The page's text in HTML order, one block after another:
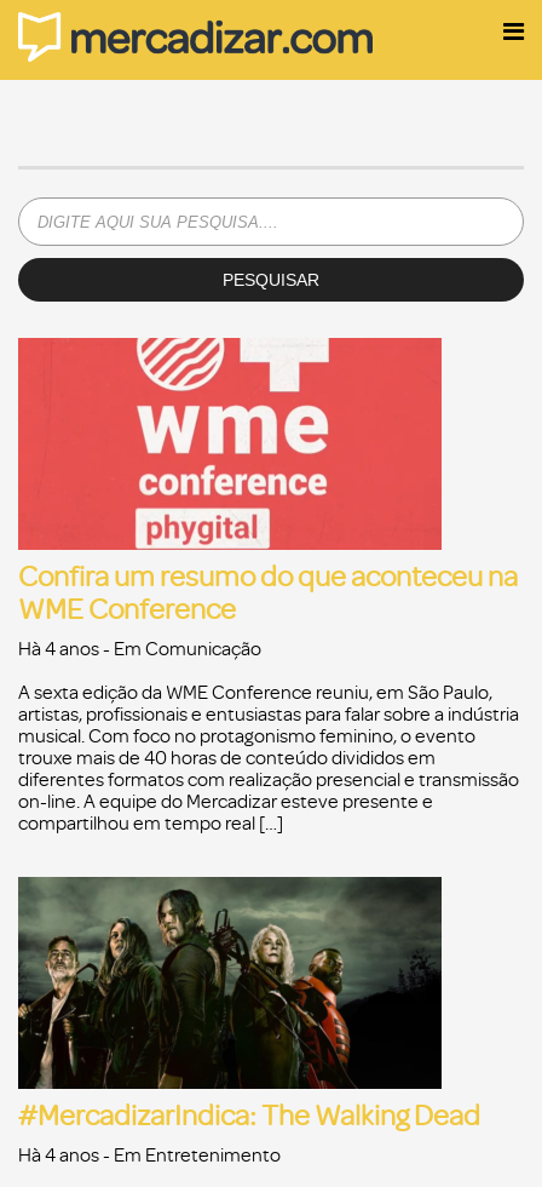
PESQUISAR
Confira um resumo do que aconteceu na
WME Conference
Hà 4 anos- Em Comunicação
A sexta edição da WME Conference reuniu, em São Paulo,
artistas, profissionais e entusiastas para falar sobre a indústria
musical. Com foco no protagonismo feminino, o evento
trouxe mais de 40 horas de conteúdo divididos em
diferentes formatos com realização presencial e transmissão
on-line. A equipe do Mercadizar esteve presente e
compartilhou em tempo real […]
#MercadizarIndica: The Walking Dead
Hà 4 anos- Em Entretenimento